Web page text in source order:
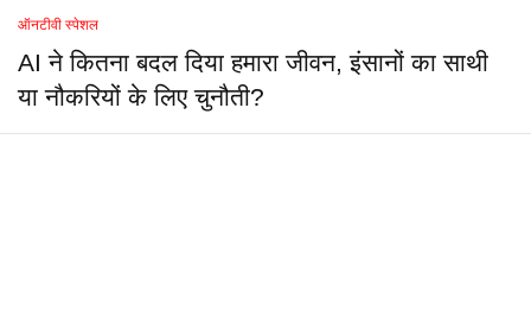
ऑनटीवी स्पेशल
AI ने कितना बदल दिया हमारा जीवन, इंसानों का साथी
या नौकरियों के लिए चुनौती?